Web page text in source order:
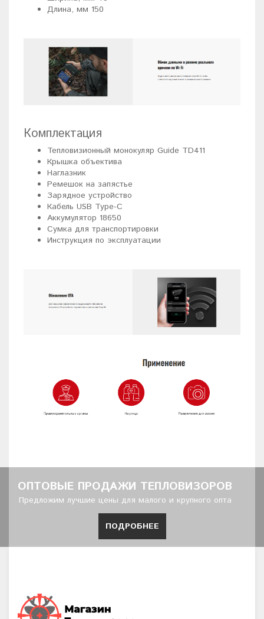
Длина, мм 150
Комплектация
Тепловизионный монокуляр Guide TD411
Крышка объектива
Наглазник
Ремешок на запястье
Зарядное устройство
Кабель USB Type-C
Аккумулятор 18650
Сумка для транспортировки
Инструкция по эксплуатации
ОПТОВЫЕ ПРОДАЖИ ТЕПЛОВИЗОРОВ
Предложим лучшие цены для малого и крупного опта
ПОДРОБНЕЕ